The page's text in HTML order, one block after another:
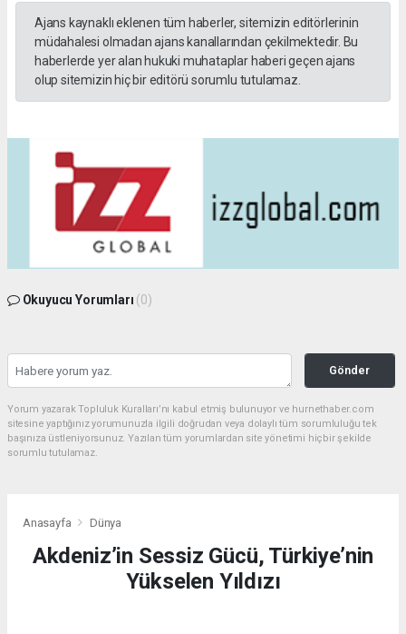
Ajans kaynaklı eklenen tüm haberler, sitemizin editörlerinin
müdahalesi olmadan ajans kanallarından çekilmektedir. Bu
haberlerde yer alan hukuki muhataplar haberi geçen ajans
olup sitemizin hiç bir editörü sorumlu tutulamaz.
Okuyucu Yorumları (0)
Gönder
Yorum yazarak Topluluk Kuralları’nı kabul etmiş bulunuyor ve hurnethaber.com
sitesine yaptığınız yorumunuzla ilgili doğrudan veya dolaylı tüm sorumluluğu tek
başınıza üstleniyorsunuz. Yazılan tüm yorumlardan site yönetimi hiçbir şekilde
sorumlu tutulamaz.
Anasayfa Dünya
Akdeniz’in Sessiz Gücü, Türkiye’nin
Yükselen Yıldızı